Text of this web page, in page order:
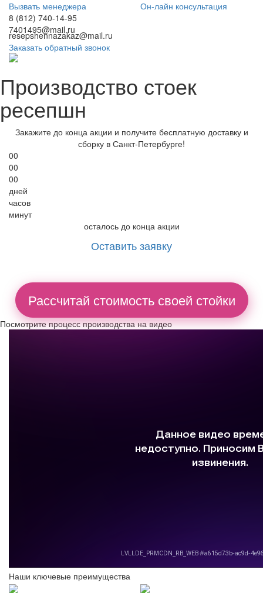
Вызвать менеджера
Он-лайн консультация
8 (812) 740-14-95
7401495@mail.ru
resepshennazakaz@mail.ru
Заказать обратный звонок
Производство стоек
ресепшн
Закажите до конца акции и получите бесплатную доставку и
сборку в Санкт-Петербурге!
00
00
00
дней
часов
минут
осталось до конца акции
Оставить заявку
Рассчитай стоимость своей стойки
Посмотрите процесс производства на видео
Наши ключевые преимущества